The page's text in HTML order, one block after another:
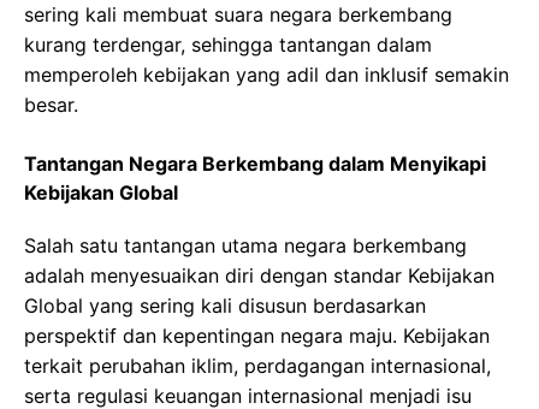
sering kali membuat suara negara berkembang
kurang terdengar, sehingga tantangan dalam
memperoleh kebijakan yang adil dan inklusif semakin
besar.
Tantangan Negara Berkembang dalam Menyikapi
Kebijakan Global
Salah satu tantangan utama negara berkembang
adalah menyesuaikan diri dengan standar Kebijakan
Global yang sering kali disusun berdasarkan
perspektif dan kepentingan negara maju. Kebijakan
terkait perubahan iklim, perdagangan internasional,
serta regulasi keuangan internasional menjadi isu